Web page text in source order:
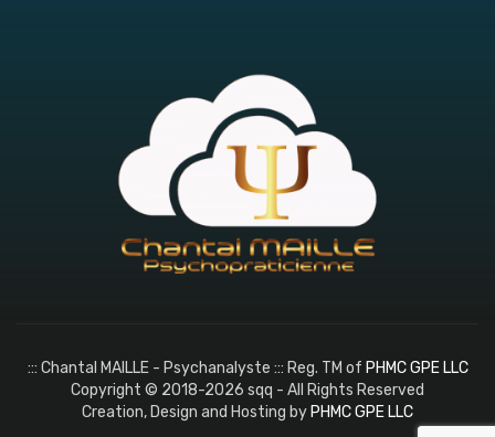
::: Chantal MAILLE - Psychanalyste ::: Reg. TM of PHMC GPE LLC
Copyright © 2018-2026 sqq - All Rights Reserved
Creation, Design and Hosting byPHMC GPE LLC